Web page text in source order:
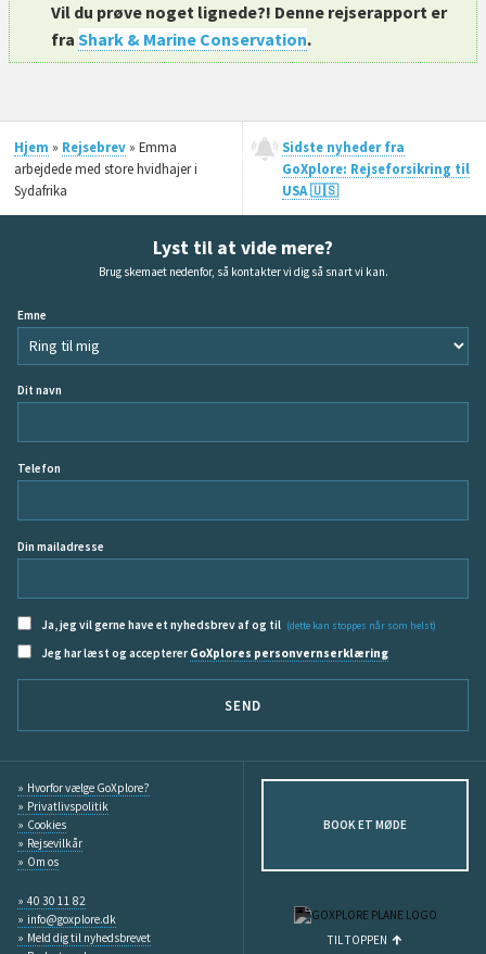
Vil du prøve noget lignede?! Denne rejserapport er
fraShark & Marine Conservation.
Hjem » Rejsebrev» Emma
arbejdede med store hvidhajer i
Sydafrika
Sidste nyheder fra
GoXplore: Rejseforsikring til
USA 🇺🇸
Lyst til at vide mere?
Brug skemaet nedenfor, så kontakter vi dig så snart vi kan.
Emne
Dit navn
Telefon
Din mailadresse
Ja, jeg vil gerne have et nyhedsbrev af og til (dette kan stoppes når som helst)
Jeg har læst og accepterer GoXplores personvernserklæring
SEND
Hvorfor vælge GoXplore?
Privatlivspolitik
Cookies
Rejsevilkår
Om os
40 30 11 82
info@goxplore.dk
Meld dig til nyhedsbrevet
BOOK ET MØDE
TIL TOPPEN